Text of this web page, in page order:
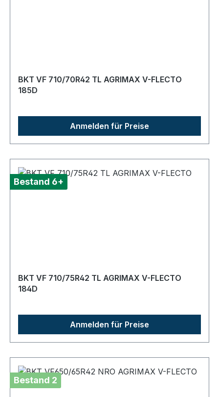
BKT VF 710/70R42 TL AGRIMAX V-FLECTO
185D
Anmelden für Preise
Bestand 6+
BKT VF 710/75R42 TL AGRIMAX V-FLECTO
184D
Anmelden für Preise
Bestand 2